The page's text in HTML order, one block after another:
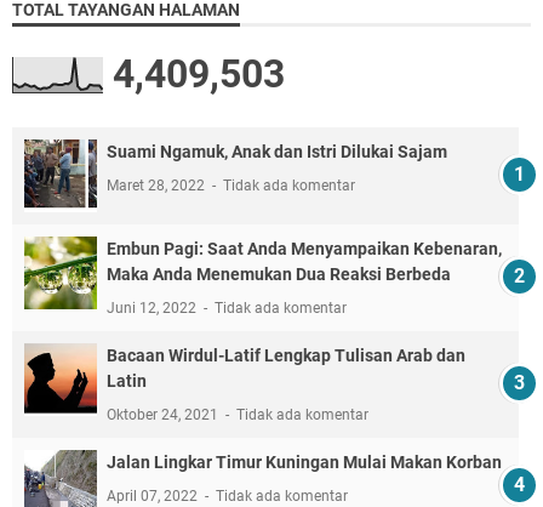
TOTAL TAYANGAN HALAMAN
4,409,503
Suami Ngamuk, Anak dan Istri Dilukai Sajam
Maret 28, 2022 Tidak ada komentar
Embun Pagi: Saat Anda Menyampaikan Kebenaran,
Maka Anda Menemukan Dua Reaksi Berbeda
Juni 12, 2022 Tidak ada komentar
Bacaan Wirdul-Latif Lengkap Tulisan Arab dan
Latin
Oktober 24, 2021 Tidak ada komentar
Jalan Lingkar Timur Kuningan Mulai Makan Korban
April 07, 2022 Tidak ada komentar